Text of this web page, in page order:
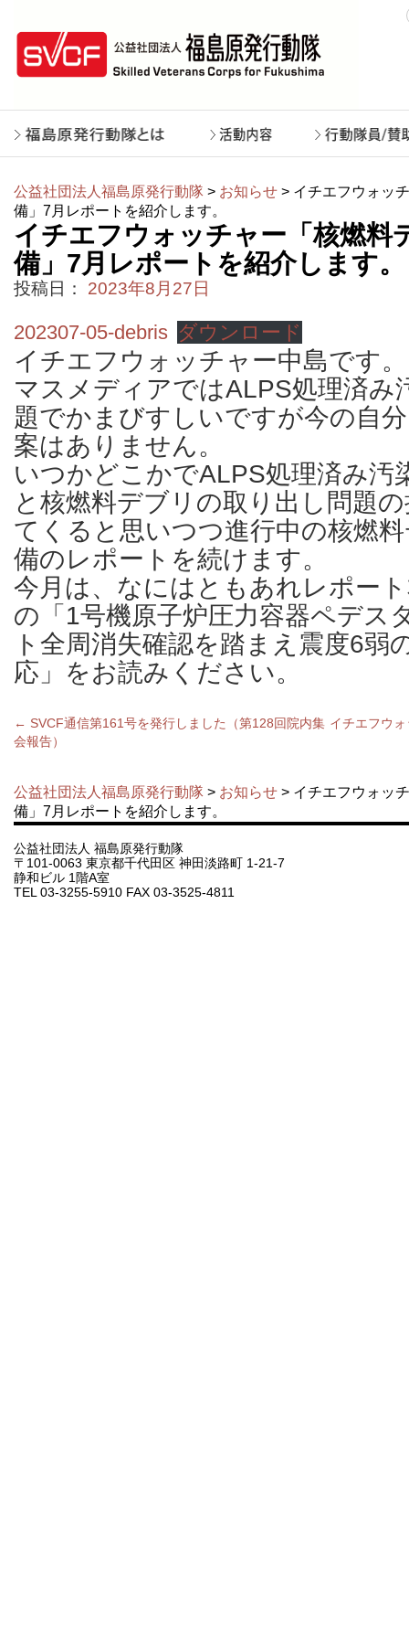
公益社団法人福島原発行動隊 > お知らせ > イチエフウォッ
備」7月レポートを紹介します。
イチエフウォッチャー「核燃料
備」7月レポートを紹介します。
投稿日： 2023年8月27日
202307-05-debris ダウンロード
イチエフウォッチャー中島です。
マスメディアではALPS処理済み
題でかまびすしいですが今の自
案はありません。
いつかどこかでALPS処理済み汚
と核燃料デブリの取り出し問題
てくると思いつつ進行中の核燃
備のレポートを続けます。
今月は、なにはともあれレポー
の「1号機原子炉圧力容器ペデス
ト全周消失確認を踏まえ震度6弱
応」をお読みください。
← SVCF通信第161号を発行しました（第128回院内集
会報告）
イチエフウ
公益社団法人福島原発行動隊 > お知らせ > イチエフウォッ
備」7月レポートを紹介します。
公益社団法人 福島原発行動隊
〒101-0063 東京都千代田区 神田淡路町 1-21-7
静和ビル 1階A室
TEL 03-3255-5910 FAX 03-3525-4811